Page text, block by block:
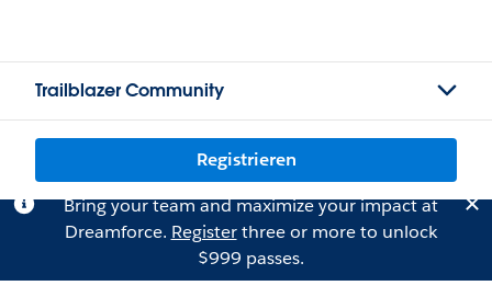
Trailblazer Community
Registrieren
Bring your team and maximize your impact at
Dreamforce. Registerthree or more to unlock
$999 passes.